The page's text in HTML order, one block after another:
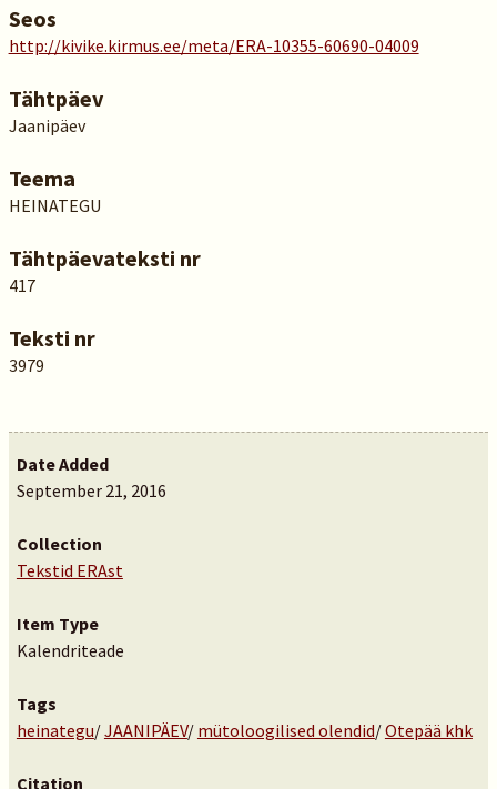
Seos
http://kivike.kirmus.ee/meta/ERA-10355-60690-04009
Tähtpäev
Jaanipäev
Teema
HEINATEGU
Tähtpäevateksti nr
417
Teksti nr
3979
Date Added
September 21, 2016
Collection
Tekstid ERAst
Item Type
Kalendriteade
Tags
heinategu/JAANIPÄEV/ mütoloogilised olendid/Otepää khk
Citation